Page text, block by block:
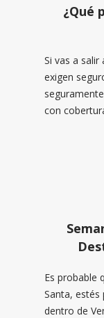
¿Qué
Si vas a salir
exigen
con
Es probable
Santa, estés
dentro de